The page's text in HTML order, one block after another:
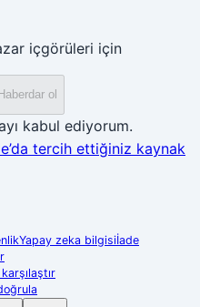
içgörüleri için
Haberdar ol
kabul ediyorum.
tercih ettiğiniz kaynak
Yapay zeka bilgisiİade